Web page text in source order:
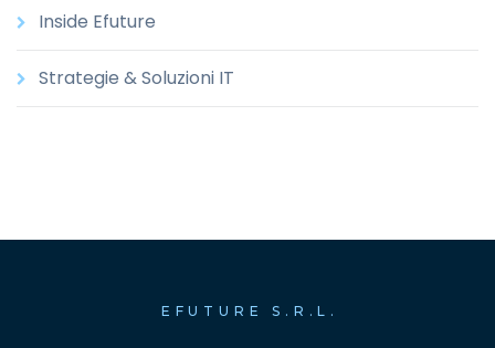
Inside Efuture
Strategie & Soluzioni IT
EFUTURE S.R.L.